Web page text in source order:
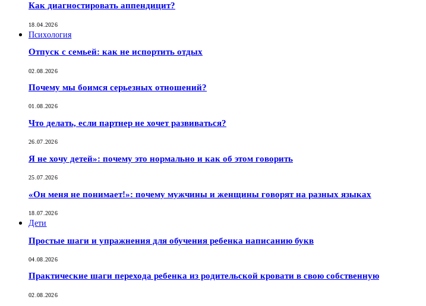
Как диагностировать аппендицит?
18.04.2026
Психология
Отпуск с семьей: как не испортить отдых
02.08.2026
Почему мы боимся серьезных отношений?
01.08.2026
Что делать, если партнер не хочет развиваться?
26.07.2026
Я не хочу детей»: почему это нормально и как об этом говорить
25.07.2026
«Он меня не понимает!»: почему мужчины и женщины говорят на разных языках
18.07.2026
Дети
Простые шаги и упражнения для обучения ребенка написанию букв
04.08.2026
Практические шаги перехода ребенка из родительской кровати в свою собственную
02.08.2026